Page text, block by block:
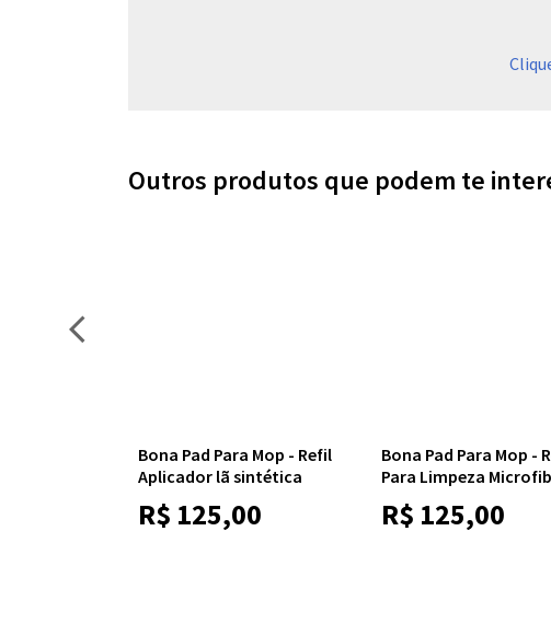
Outros produtos que podem te
Bona Pad Para Mop - Refil
Aplicador lã sintética
R$ 125,00
Bona Pad Para Mop -
Para Limpeza
R$ 125,00